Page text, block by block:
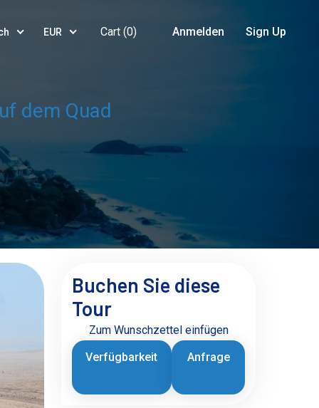
EUR Cart (0) Anmelden Sign Up
dem Quad
Buchen Sie diese
Tour
Zum Wunschzettel einfügen
Anfrage